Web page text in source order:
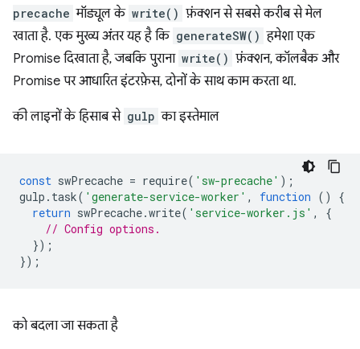
precache मॉड्यूल के write() फ़ंक्शन से सबसे करीब से मेल
खाता है. एक मुख्य अंतर यह है कि generateSW() हमेशा एक
Promise दिखाता है, जबकि पुराना write() फ़ंक्शन, कॉलबैक और
Promise पर आधारित इंटरफ़ेस, दोनों के साथ काम करता था.
की लाइनों के हिसाब से gulp का इस्तेमाल
const swPrecache = require( 'sw-precache' );
gulp . task( 'generate-service-worker' , function ()
{
return swPrecache.write( 'service-worker.js' ,
{
// Config options.
});
});
को बदला जा सकता है